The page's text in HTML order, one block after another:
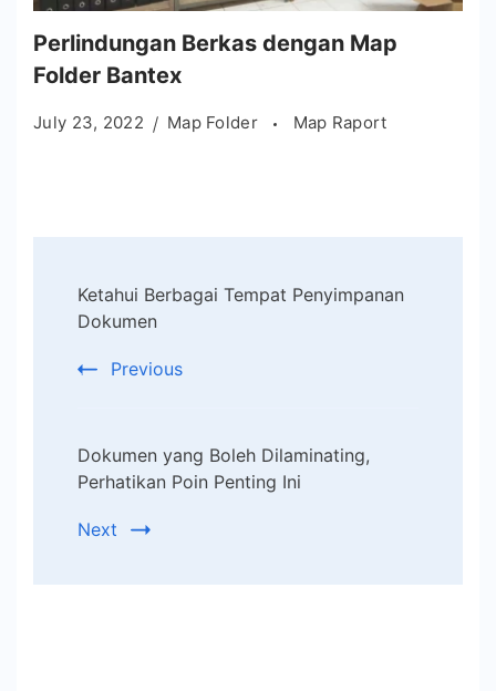
Perlindungan Berkas dengan Map
Folder Bantex
July 23, 2022 Map Folder Map Raport
Navigation
Ketahui Berbagai Tempat Penyimpanan
Dokumen
Previous
Dokumen yang Boleh Dilaminating,
Perhatikan Poin Penting Ini
Next